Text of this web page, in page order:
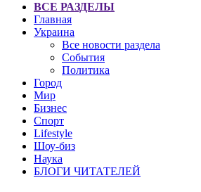
ВСЕ РАЗДЕЛЫ
Главная
Украина
Все новости раздела
События
Политика
Город
Мир
Бизнес
Спорт
Lifestyle
Шоу-биз
Наука
БЛОГИ ЧИТАТЕЛЕЙ